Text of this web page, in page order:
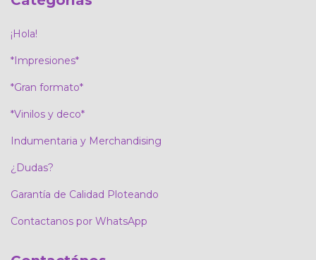
¡Hola!
*Impresiones*
*Gran formato*
*Vinilos y deco*
Indumentaria y Merchandising
¿Dudas?
Garantía de Calidad Ploteando
Contactanos por WhatsApp